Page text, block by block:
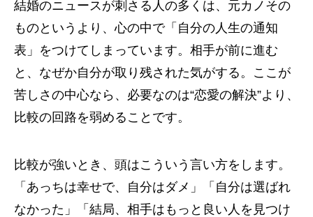
結婚のニュースが刺さる人の多くは、元カノその
ものというより、心の中で「自分の人生の通知
表」をつけてしまっています。相手が前に進む
と、なぜか自分が取り残された気がする。ここが
苦しさの中心なら、必要なのは“恋愛の解決”より、
比較の回路を弱めることです。
比較が強いとき、頭はこういう言い方をします。
「あっちは幸せで、自分はダメ」「自分は選ばれ
なかった」「結局、相手はもっと良い人を見つけ